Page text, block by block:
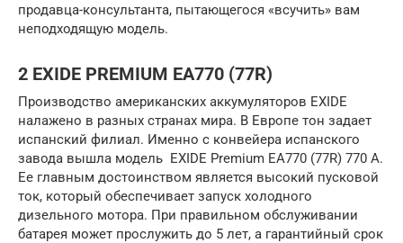
продавца-консультанта, пытающегося «всучить» вам
неподходящую модель.
2 EXIDE PREMIUM EA770 (77R)
Производство американских аккумуляторов EXIDE
налажено в разных странах мира. В Европе тон задает
испанский филиал. Именно с конвейера испанского
завода вышла модель EXIDE Premium EA770 (77R) 770 А.
Ее главным достоинством является высокий пусковой
ток, который обеспечивает запуск холодного
дизельного мотора. При правильном обслуживании
батарея может прослужить до 5 лет, а гарантийный срок